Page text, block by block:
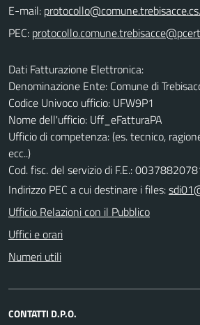
E-mail:
PEC:
Dati Fatturazione Elettronica:
Denominazione Ente: Comune di
Codice Univoco ufficio: UFW9P1
Nome dell'ufficio: Uff_eFatturaPA
Ufficio di competenza: (es. tecnico,
ecc..)
Cod. fisc. del servizio di F.E.:
Indirizzo PEC a cui destinare i files:
Ufficio Relazioni con il Pubblico
Uffici e orari
Numeri utili
CONTATTI D.P.O.